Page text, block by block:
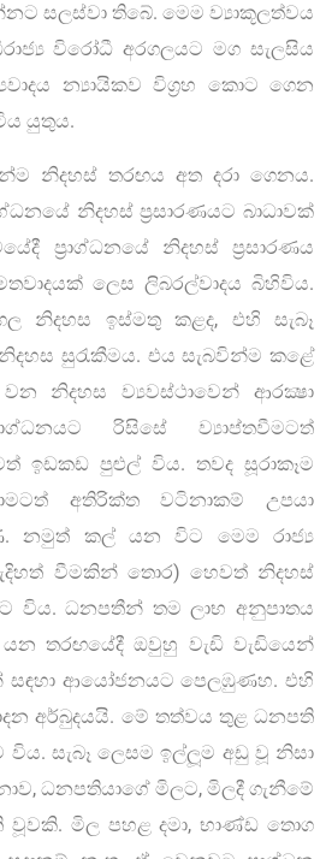
සලස්වා තිබේ. මෙම ව්‍යාකූලත්වය
විරෝධී අරගලයට මග සැලසිය
න්‍යායිකව විග‍්‍රහ කොට ගෙන
යුතුය.
නිදහස් තරඟය අත දරා ගෙනය.
නිදහස් ප‍්‍රසාරණයට බාධාවක්
ප්‍රාග්ධනයේ නිදහස් ප‍්‍රසාරණය
ලෙස ලිබරල්වාදය බිහිවිය.
නිදහස ඉස්මතු කළද, එහි සැබෑ
සුරැකීමය. එය සැබවින්ම කළේ
නිදහස ව්‍යවස්ථාවෙන් ආරක්‍ෂා
රිසිසේ ව්‍යාප්තවීමටත්
ඉඩකඩ පුළුල් විය. තවද සූරාකෑම
අතිරික්ත වටිනාකම් උපයා
නමුත් කල් යන විට මෙම රාජ්‍ය
වීමකින් තොර) හෙවත් නිදහස්
විය. ධනපතීන් තම ලාභ අනුපාතය
තරඟයේදී ඔවුහු වැඩි වැඩියෙන්
සඳහා ආයෝජනයට පෙලඹුණහ. එහි
අර්බුදයයි. මේ තත්වය තුළ ධනපති
සැබෑ ලෙසම ඉල්ලූම අඩු වූ නිසා
ධනපතියාගේ මිලට, මිලදී ගැනීමේ
වූවකි. මිල පහළ දමා, භාණ්ඩ තොග